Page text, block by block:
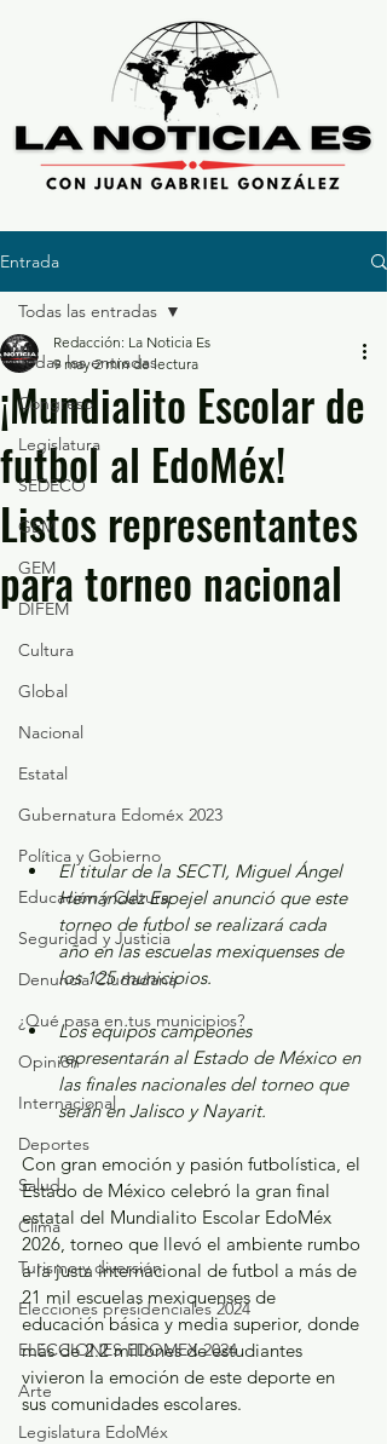
Entrada
Todas las entradas
Congreso
Legislatura
SEDECO
GEM
GEM
DIFEM
Cultura
Global
Nacional
Estatal
Gubernatura Edoméx 2023
Política y Gobierno
Educación y Cultura
Seguridad y Justicia
Denuncia Ciudadana
¿Qué pasa en tus municipios?
Opinión
Internacional
Deportes
Salud
Clima
Turismo y diversión
Elecciones presidenciales 2024
ELECCIONES EDOMEX 2024
Arte
Legislatura EdoMéx
Todas las entradas
¡Mundialito Escolar de
futbol al EdoMéx!
Listos representantes
para torneo nacional
Redacción: La Noticia Es
9 may 2 min de lectura
El titular de la SECTI, Miguel Ángel
Hernández Espejel anunció que este
torneo de futbol se realizará cada
año en las escuelas mexiquenses de
los 125 municipios.
Los equipos campeones
representarán al Estado de México en
las finales nacionales del torneo que
serán en Jalisco y Nayarit.
Con gran emoción y pasión futbolística, el
Estado de México celebró la gran final
estatal del Mundialito Escolar EdoMéx
2026, torneo que llevó el ambiente rumbo
a la justa internacional de futbol a más de
21 mil escuelas mexiquenses de
educación básica y media superior, donde
más de 2.2 millones de estudiantes
vivieron la emoción de este deporte en
sus comunidades escolares.